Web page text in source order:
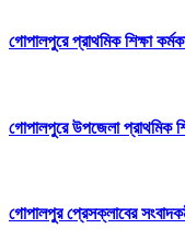
গোপালপুরে প্রাথমিক শিক্ষা
গোপালপুরে উপজেলা প্রাথমিক
গোপালপুর প্রেসক্লাবের